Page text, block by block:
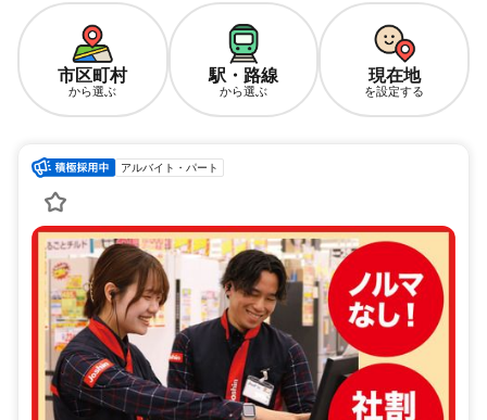
市区町村
から選ぶ
駅・路線
から選ぶ
現在地
を設定する
アルバイト・パート